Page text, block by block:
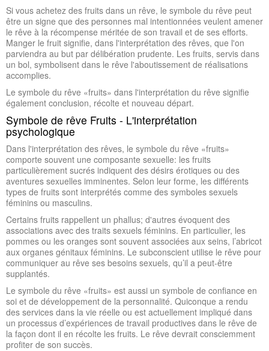
Si vous achetez des fruits dans un rêve, le symbole du rêve peut
être un signe que des personnes mal intentionnées veulent amener
le rêve à la récompense méritée de son travail et de ses efforts.
Manger le fruit signifie, dans l'interprétation des rêves, que l'on
parviendra au but par délibération prudente. Les fruits, servis dans
un bol, symbolisent dans le rêve l'aboutissement de réalisations
accomplies.
Le symbole du rêve «fruits» dans l'interprétation du rêve signifie
également conclusion, récolte et nouveau départ.
Symbole de rêve Fruits - L'interprétation
psychologique
Dans l'interprétation des rêves, le symbole du rêve «fruits»
comporte souvent une composante sexuelle: les fruits
particulièrement sucrés indiquent des désirs érotiques ou des
aventures sexuelles imminentes. Selon leur forme, les différents
types de fruits sont interprétés comme des symboles sexuels
féminins ou masculins.
Certains fruits rappellent un phallus; d'autres évoquent des
associations avec des traits sexuels féminins. En particulier, les
pommes ou les oranges sont souvent associées aux seins, l’abricot
aux organes génitaux féminins. Le subconscient utilise le rêve pour
communiquer au rêve ses besoins sexuels, qu’il a peut-être
supplantés.
Le symbole du rêve «fruits» est aussi un symbole de confiance en
soi et de développement de la personnalité. Quiconque a rendu
des services dans la vie réelle ou est actuellement impliqué dans
un processus d’expériences de travail productives dans le rêve de
la façon dont il en récolte les fruits. Le rêve devrait consciemment
profiter de son succès.